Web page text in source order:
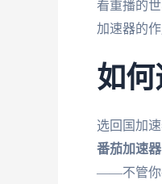
看重播的
加速器的
如何
选回国加
番茄加速器
——不管你